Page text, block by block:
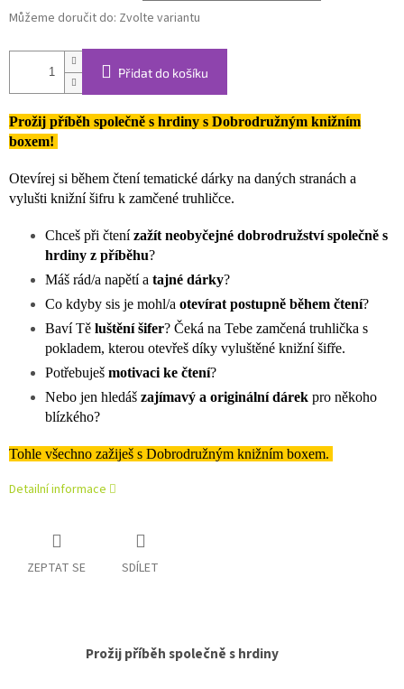
Můžeme doručit do: Zvolte variantu
Přidat do košíku
Prožij příběh společně s hrdiny s Dobrodružným knižním
boxem!
Otevírej si během čtení tematické dárky na daných stranách a
vylušti knižní šifru k zamčené truhličce.
Chceš při čtenízažít neobyčejné dobrodružství společně s
hrdiny z příběhu?
Máš rád/a napětí a tajné dárky?
Co kdyby sis je mohl/a otevírat postupně během čtení?
Baví Tě luštění šifer? Čeká na Tebe zamčená truhlička s
pokladem, kterou otevřeš díky vyluštěné knižní šifře.
Potřebuješ motivaci ke čtení?
Nebo jen hledáš zajímavý a originální dárek pro někoho
blízkého?
Tohle všechno zažiješ s Dobrodružným knižním boxem.
Detailní informace
ZEPTAT SE SDÍLET
Prožij příběh společně s hrdiny